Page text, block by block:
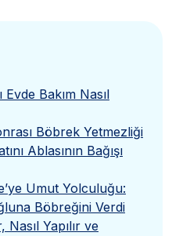
Bakım Nasıl
Böbrek Yetmezliği
Ablasının Bağışı
Umut Yolculuğu:
Böbreğini Verdi
Yapılır ve